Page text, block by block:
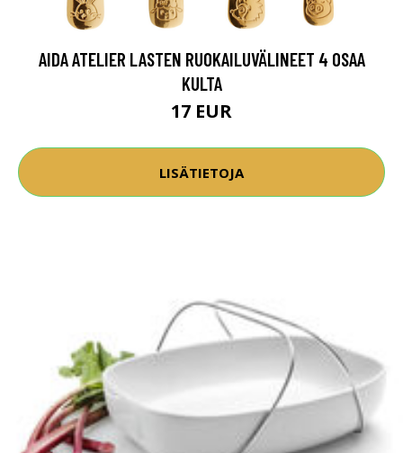
AIDA ATELIER LASTEN RUOKAILUVÄLINEET 4 OSAA
KULTA
17 EUR
LISÄTIETOJA